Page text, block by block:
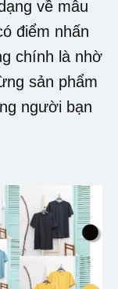
về mẫu
điểm nhấn
chính là nhờ
sản phẩm
người bạn